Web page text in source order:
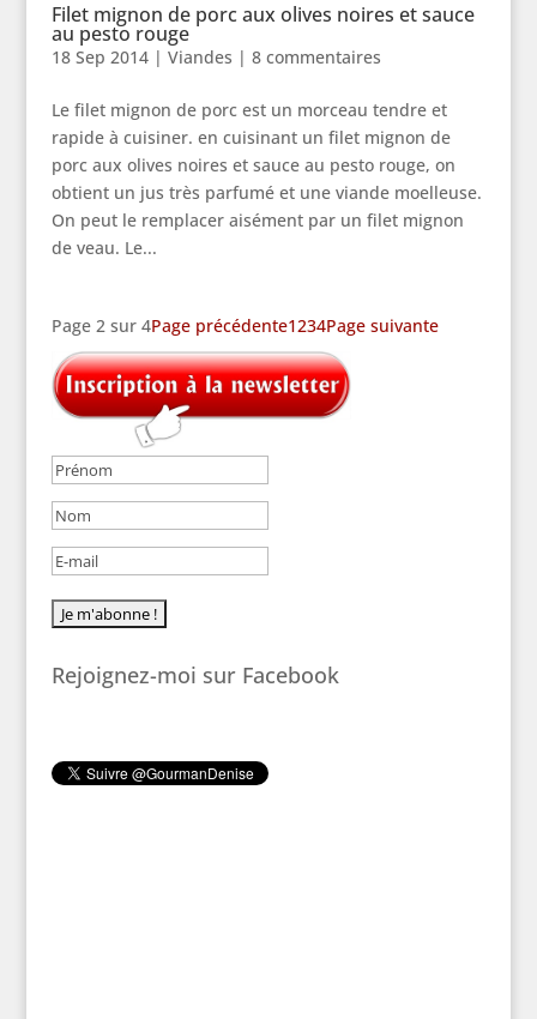
Filet mignon de porc aux olives noires et sauce
au pesto rouge
18 Sep 2014| Viandes | 8 commentaires
Le filet mignon de porc est un morceau tendre et
rapide à cuisiner. en cuisinant un filet mignon de
porc aux olives noires et sauce au pesto rouge, on
obtient un jus très parfumé et une viande moelleuse.
On peut le remplacer aisément par un filet mignon
de veau. Le...
Page 2 sur 4Page précédente1234Page suivante
Rejoignez-moi sur Facebook